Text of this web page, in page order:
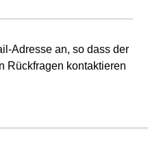
Adresse an, so dass der
Rückfragen kontaktieren